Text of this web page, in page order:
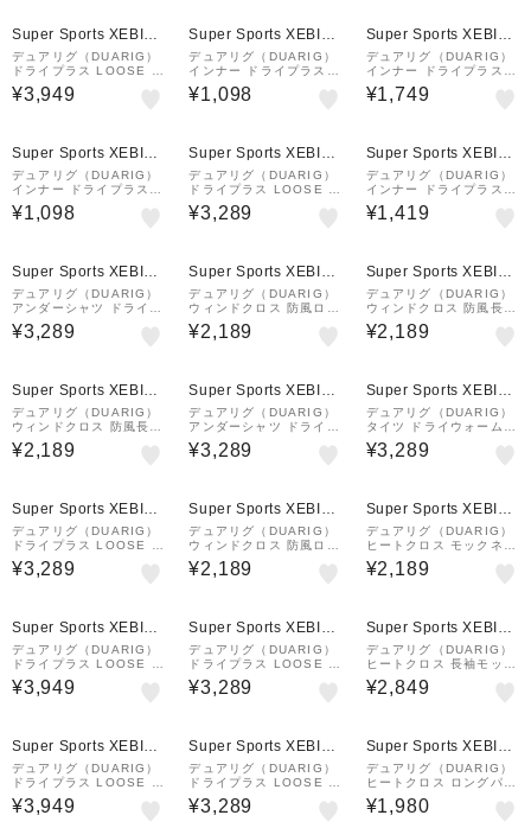
Super Sports XEBIO
&mall店
デュアリグ（DUARIG）
ドライプラス LOOSE ク
ルーネック 長袖シャツ 5
S0008-AHET-786TNR
¥3,949
Super Sports XEBIO
&mall店
デュアリグ（DUARIG）
インナー ドライプラス V
ネック ノースリーブ 黒
S-3Lサイズ 6S0009-W
¥1,098
Super Sports XEBIO
&mall店
デュアリグ（DUARIG）
インナー ドライプラスク
ール ドットメッシュ Vネ
ック 長袖シャツ 白 S-3L
¥1,749
Super Sports XEBIO
&mall店
デュアリグ（DUARIG）
インナー ドライプラス V
ネック 半袖シャツ 黒 S-
3Lサイズ 6S0010-WAU
¥1,098
Super Sports XEBIO
&mall店
デュアリグ（DUARIG）
ドライプラス LOOSE ク
ルーネック 半袖Tシャツ
5S0009-AHET-786TNR
¥3,289
Super Sports XEBIO
&mall店
デュアリグ（DUARIG）
インナー ドライプラスク
ール メッシュ Vネック
半袖シャツ 黒 S-3Lサイ
¥1,419
Super Sports XEBIO
&mall店
デュアリグ（DUARIG）
アンダーシャツ ドライウ
ォーム 長袖クルーネック
シャツ 5F0018-WAUW-
¥3,289
Super Sports XEBIO
&mall店
デュアリグ（DUARIG）
ウィンドクロス 防風ロン
グタイツ 5F0005-WAU
W-891ASC 黒 ブラック
¥2,189
Super Sports XEBIO
&mall店
デュアリグ（DUARIG）
ウィンドクロス 防風長袖
クルーネック 5F0002-W
AUW-891ASC 紺 ネイ
¥2,189
Super Sports XEBIO
&mall店
デュアリグ（DUARIG）
ウィンドクロス 防風長袖
ハイネック 5F0003-WA
UW-891ASC 黒 ブラッ
¥2,189
Super Sports XEBIO
&mall店
デュアリグ（DUARIG）
アンダーシャツ ドライウ
ォーム 長袖ハイネックシ
ャツ 5F0019-WAUW-8
¥3,289
Super Sports XEBIO
&mall店
デュアリグ（DUARIG）
タイツ ドライウォーム
黒 S-3Lサイズ 5F0020-
WAUW-891GC BLK 吸
¥3,289
Super Sports XEBIO
&mall店
デュアリグ（DUARIG）
ドライプラス LOOSE モ
ックネック 半袖シャツ 5
S0011-AHET-786TNR
¥3,289
Super Sports XEBIO
&mall店
デュアリグ（DUARIG）
ウィンドクロス 防風ロン
グタイツ 5F0006-WAU
W-891ASC 黒 ブラック
¥2,189
Super Sports XEBIO
&mall店
デュアリグ（DUARIG）
ヒートクロス モックネッ
ク長袖シャツ 3F0001-A
HET-786ES BKXGY
¥2,189
Super Sports XEBIO
&mall店
デュアリグ（DUARIG）
ドライプラス LOOSE モ
ックネック 長袖シャツ 5
S0010-AHET-786TNR
¥3,949
Super Sports XEBIO
&mall店
デュアリグ（DUARIG）
ドライプラス LOOSE モ
ックネック 半袖Tシャツ
5S0011-AHET-786TNR
¥3,289
Super Sports XEBIO
&mall店
デュアリグ（DUARIG）
ヒートクロス 長袖モック
ネック 5F0005-AHET-7
86ES BKxGY
¥2,849
Super Sports XEBIO
&mall店
デュアリグ（DUARIG）
ドライプラス LOOSE ク
ルーネック 長袖シャツ 5
S0008-AHET-786TNR
¥3,949
Super Sports XEBIO
&mall店
デュアリグ（DUARIG）
ドライプラス LOOSE ク
ルーネック 半袖Tシャツ
5S0009-AHET-786TNR
¥3,289
Super Sports XEBIO
&mall店
デュアリグ（DUARIG）
ヒートクロス ロングパン
ツ 3F0004-AHET-786E
S BKXGY
¥1,980